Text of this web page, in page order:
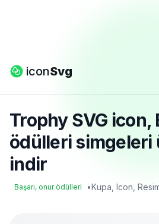
iconSvg
Trophy SVG icon,
ödülleri simgeleri
indir
Başarı, onur ödülleri •Kupa, Icon,